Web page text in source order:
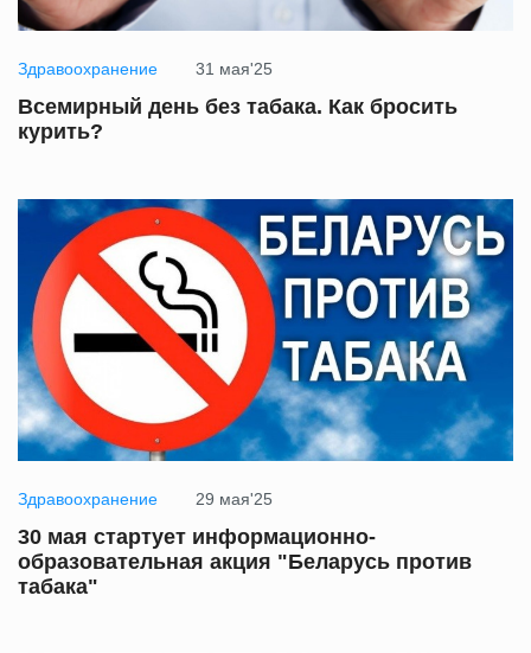
Здравоохранение 31 мая'25
Всемирный день без табака. Как бросить
курить?
Здравоохранение 29 мая'25
30 мая стартует информационно-
образовательная акция "Беларусь против
табака"